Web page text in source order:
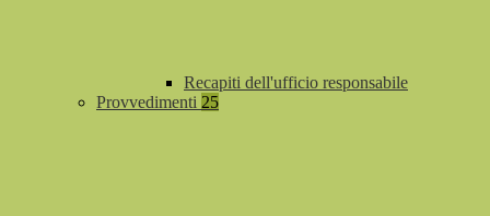
Recapiti dell'ufficio responsabile
Provvedimenti 25